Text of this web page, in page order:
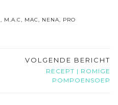
, M.A.C, MAC, NENA, PRO
VOLGENDE BERICHT
RECEPT | ROMIGE
POMPOENSOEP